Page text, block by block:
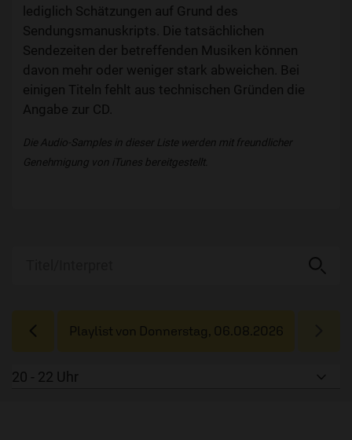
lediglich Schätzungen auf Grund des
Sendungsmanuskripts. Die tatsächlichen
Sendezeiten der betreffenden Musiken können
davon mehr oder weniger stark abweichen. Bei
einigen Titeln fehlt aus technischen Gründen die
Angabe zur CD.
Die Audio-Samples in dieser Liste werden mit freundlicher
Genehmigung von iTunes bereitgestellt.
Playlist von Donnerstag, 06.08.2026